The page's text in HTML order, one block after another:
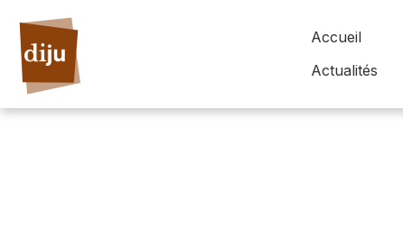
Accueil
Actualités